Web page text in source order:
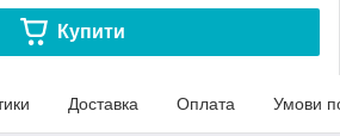
Купити
Доставка Оплата Умови